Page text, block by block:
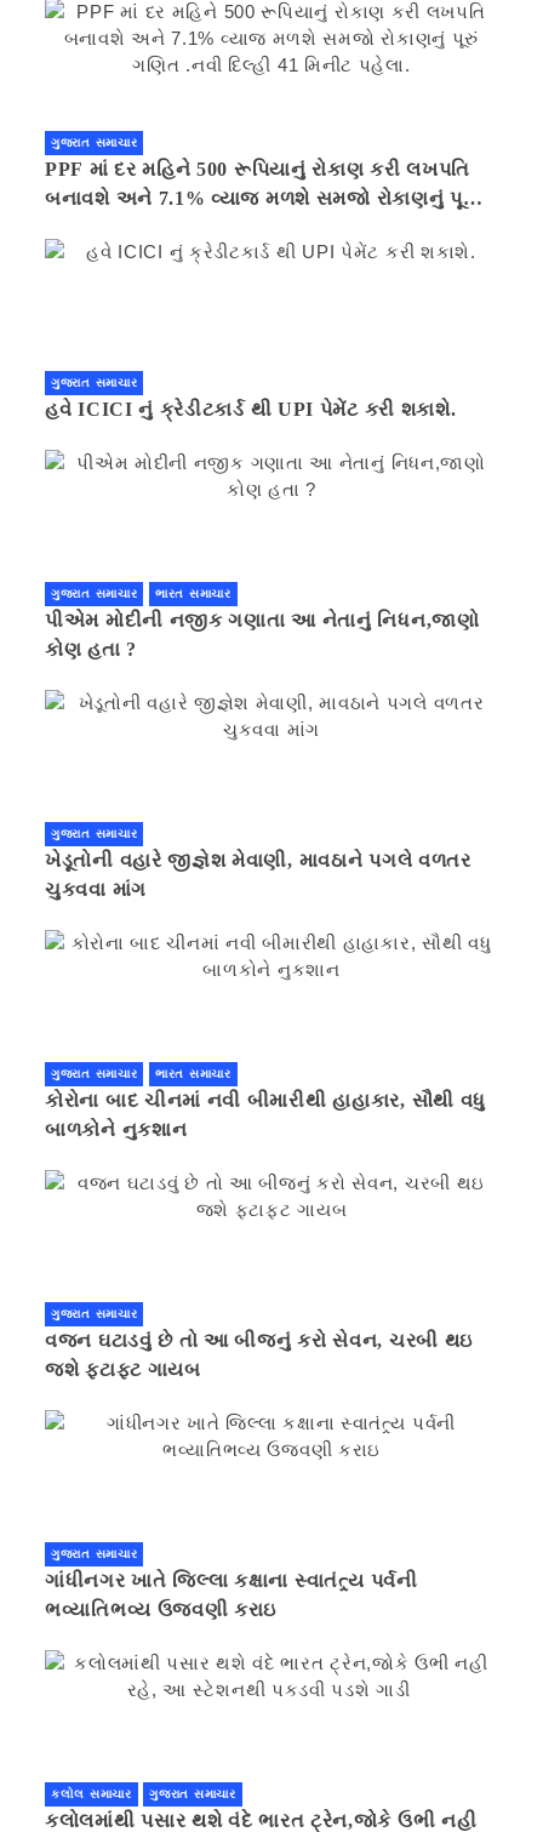
ગુજરાત સમાચાર
PPF માં દર મહિને 500 રૂપિયાનું રોકાણ કરી લખપતિ
બનાવશે અને 7.1% વ્યાજ મળશે સમજો રોકાણનું પૂરું
ગુજરાત સમાચાર
હવે ICICI નું ક્રેડીટકાર્ડ થી UPI પેમેંટ કરી શકાશે.
ગુજરાત સમાચાર ભારત સમાચાર
પીએમ મોદીની નજીક ગણાતા આ નેતાનું નિધન,જાણો
કોણ હતા ?
ગુજરાત સમાચાર
ખેડૂતોની વહારે જીજ્ઞેશ મેવાણી, માવઠાને પગલે વળતર
ચુકવવા માંગ
ગુજરાત સમાચાર ભારત સમાચાર
કોરોના બાદ ચીનમાં નવી બીમારીથી હાહાકાર, સૌથી વધુ
બાળકોને નુકશાન
ગુજરાત સમાચાર
વજન ઘટાડવું છે તો આ બીજનું કરો સેવન, ચરબી થઇ
જશે ફટાફટ ગાયબ
ગુજરાત સમાચાર
ગાંધીનગર ખાતે જિલ્લા કક્ષાના સ્વાતંત્ર્ય પર્વની
ભવ્યાતિભવ્ય ઉજવણી કરાઇ
કલોલ સમાચાર ગુજરાત સમાચાર
કલોલમાંથી પસાર થશે વંદે ભારત ટ્રેન,જોકે ઉભી નહી